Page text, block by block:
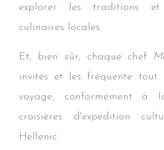
explorer les traditions et
culinaires locales.
Et, bien sûr, chaque chef
invités et les fréquente
voyage, conformément à
croisières d'expédition
Hellenic.